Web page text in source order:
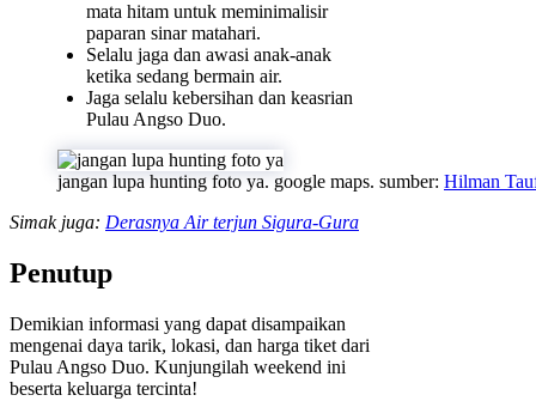
mata hitam untuk meminimalisir
paparan sinar matahari.
Selalu jaga dan awasi anak-anak
ketika sedang bermain air.
Jaga selalu kebersihan dan keasrian
Pulau Angso Duo.
jangan lupa hunting foto ya. google maps. sumber: Hilman
Simak juga: Derasnya Air terjun Sigura-Gura
Penutup
Demikian informasi yang dapat disampaikan
mengenai daya tarik, lokasi, dan harga tiket dari
Pulau Angso Duo. Kunjungilah weekend ini
beserta keluarga tercinta!